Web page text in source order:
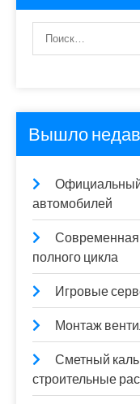
Вышло
Официальный
автомобилей
Современная
полного цикла
Игровые
Монтаж
Сметный
строительные